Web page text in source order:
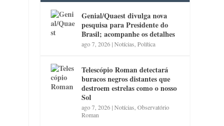
Genial/Quaest divulga nova
pesquisa para Presidente do
Brasil; acompanhe os detalhes
ago 7, 2026|Notícias ,Política
Telescópio Roman detectará
buracos negros distantes que
destroem estrelas como o nosso
Sol
ago 7, 2026|Notícias ,Observatório
Roman